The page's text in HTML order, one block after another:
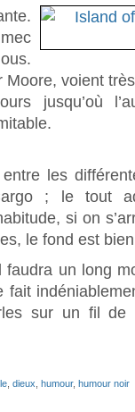
voient
jusqu’où
les
; le tout
si on
le fond est
faudra un long
sur un fil
dieux humour, humour noir